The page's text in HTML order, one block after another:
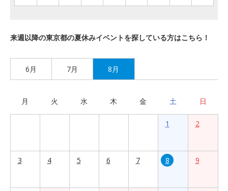
来週以降の東京都の夏休みイベントを探している方はこちら！
6月 7月 8月
月 火 水 木 金 土 日
1 2
3 4 5 6 7 8 9